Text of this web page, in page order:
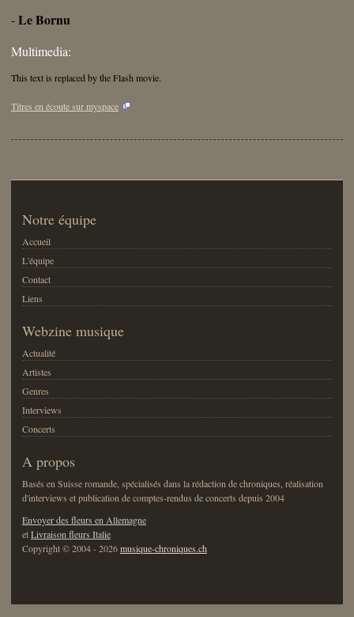
-Le Bornu
Multimedia:
This text is replaced by the Flash movie.
Titres en écoute sur myspace
Notre équipe
Accueil
L'équipe
Contact
Liens
Webzine musique
Actualité
Artistes
Genres
Interviews
Concerts
A propos
Basés en Suisse romande, spécialisés dans la rédaction de chroniques, réalisation
d'interviews et publication de comptes-rendus de concerts depuis 2004
Envoyer des fleurs en Allemagne
etLivraison fleurs Italie
Copyright © 2004 - 2026musique-chroniques.ch